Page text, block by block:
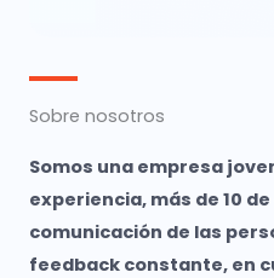
Sobre nosotros
Somos una empresa
experiencia, más de 10
comunicación de las
feedback constante, en